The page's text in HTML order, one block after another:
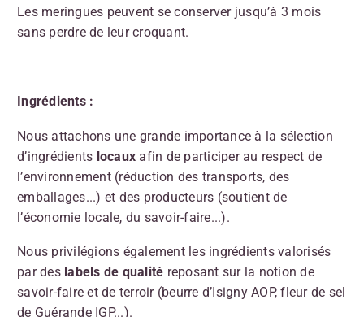
Les meringues peuvent se conserver jusqu’à 3 mois
sans perdre de leur croquant.
Ingrédients :
Nous attachons une grande importance à la sélection
d’ingrédients locaux afin de participer au respect de
l’environnement (réduction des transports, des
emballages...) et des producteurs (soutient de
l’économie locale, du savoir-faire...).
Nous privilégions également les ingrédients valorisés
par des labels de qualité reposant sur la notion de
savoir-faire et de terroir (beurre d’Isigny AOP, fleur de sel
de Guérande IGP...).